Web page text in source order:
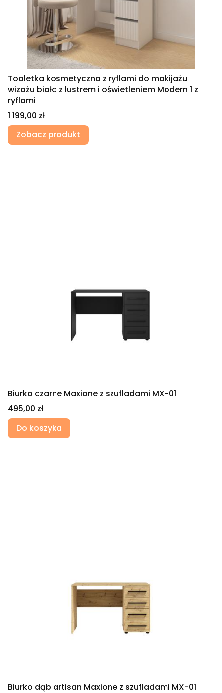
Toaletka kosmetyczna z ryflami do makijażu
wizażu biała z lustrem i oświetleniem Modern 1 z
ryflami
Cena
1 199,00 zł
Zobacz produkt
Biurko czarne Maxione z szufladami MX-01
Cena
495,00 zł
Do koszyka
Biurko dąb artisan Maxione z szufladami MX-01